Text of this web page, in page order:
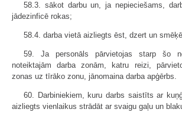
58.3. sākot darbu un, ja nepieciešams,
jādezinficē rokas;
58.4. darba vietā aizliegts ēst, dzert un
59. Ja personāls pārvietojas starp šo
noteiktajām darba zonām, katru reizi,
zonas uz tīrāko zonu, jānomaina darba apģērbs.
60. Darbiniekiem, kuru darbs saistīts ar
aizliegts vienlaikus strādāt ar svaigu gaļu un